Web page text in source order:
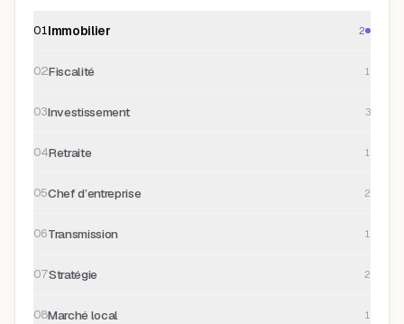
01Immobilier 2
02Fiscalité 1
03Investissement 3
04Retraite 1
05Chef d’entreprise 2
06Transmission 1
07Stratégie 2
08Marché local 1